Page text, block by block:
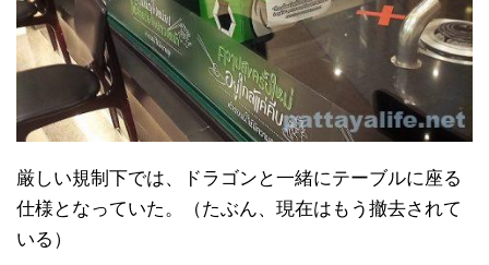
厳しい規制下では、ドラゴンと一緒にテーブルに座る
仕様となっていた。（たぶん、現在はもう撤去されて
いる）